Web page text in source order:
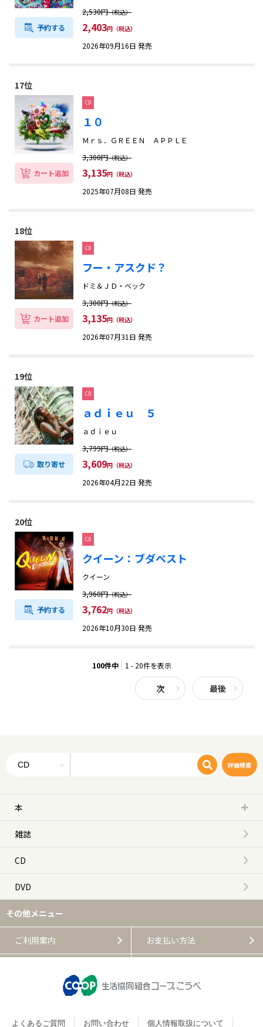
予約する
2,530円（税込）
2,403円（税込）
2026年09月16日 発売
17位
カート追加
CD
１０
Ｍｒｓ．ＧＲＥＥＮ ＡＰＰＬＥ
3,300円（税込）
3,135円（税込）
2025年07月08日 発売
18位
カート追加
CD
フー・アスクド？
ドミ＆ＪＤ・ベック
3,300円（税込）
3,135円（税込）
2026年07月31日 発売
19位
取り寄せ
CD
ａｄｉｅｕ ５
ａｄｉｅｕ
3,799円（税込）
3,609円（税込）
2026年04月22日 発売
20位
予約する
CD
クイーン：ブダペスト
クイーン
3,960円（税込）
3,762円（税込）
2026年10月30日 発売
100件中 1 - 20件を表示
次 最後
詳細検索
本
雑誌
CD
DVD
その他メニュー
ご利用案内 お支払い方法
よくあるご質問 お問い合わせ 個人情報取扱について